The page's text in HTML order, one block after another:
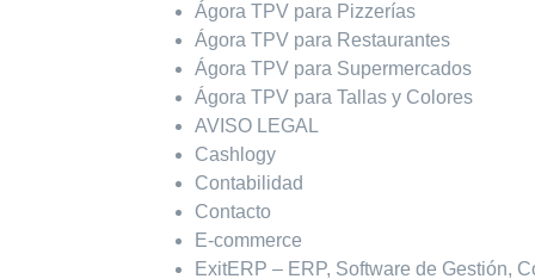
Ágora TPV para Pizzerías
Ágora TPV para Restaurantes
Ágora TPV para Supermercados
Ágora TPV para Tallas y Colores
AVISO LEGAL
Cashlogy
Contabilidad
Contacto
E-commerce
ExitERP – ERP, Software de Gestión,